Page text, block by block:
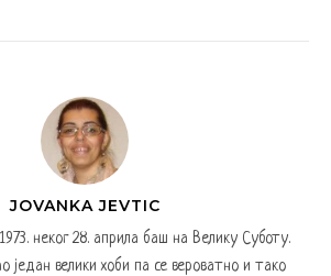
JOVANKA JEVTIC
неког 28. априла баш на Велику Суботу.
један велики хоби па се вероватно и тако